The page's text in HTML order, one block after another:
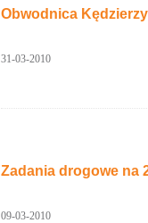
Obwodnica
31-03-2010
Zadania drogowe na
09-03-2010